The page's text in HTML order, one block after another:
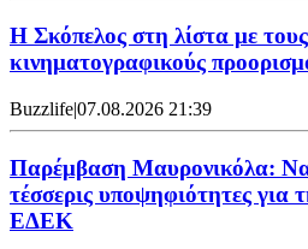
Η Σκόπελος στη λίστα με
κινηματογραφικούς
Buzzlife|07.08.2026 21:39
Παρέμβαση Μαυρονικόλα: Να
τέσσερις υποψηφιότητες για
ΕΔΕΚ